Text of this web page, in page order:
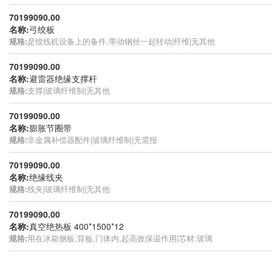
70199090.00
名称:弓绞板
规格:是绞线机设备上的备件,带动钢丝一起转动|纤维|无其他
70199090.00
名称:避雷器绝缘支撑杆
规格:支撑|玻璃纤维制|无其他
70199090.00
名称:膨胀节圈带
规格:非金属补偿器配件|玻璃纤维制|无需报
70199090.00
名称:绝缘线夹
规格:线夹|玻璃纤维制|无其他
70199090.00
名称:真空绝热板 400*1500*12
规格:用在冰箱侧板,背板,门体内,起高效保温作用|芯材:玻璃